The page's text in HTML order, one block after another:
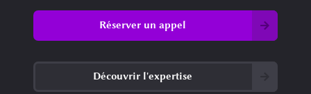
Réserver un appel
Découvrir l'expertise